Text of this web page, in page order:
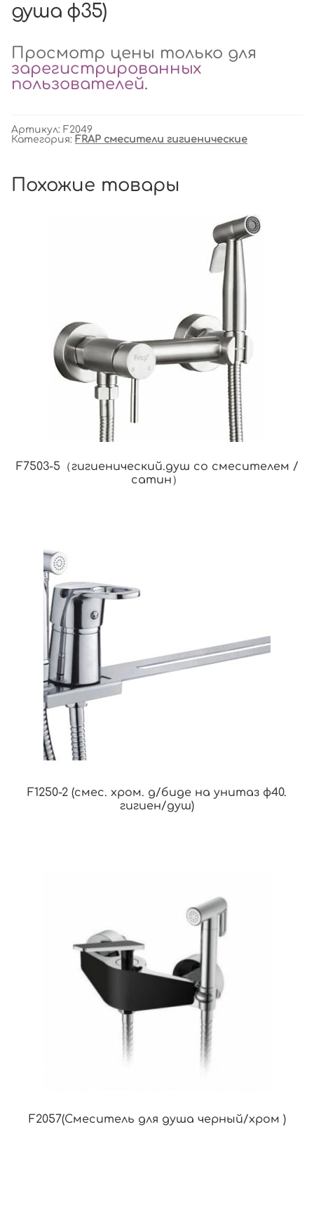
душа ф35)
Просмотр цены только для
зарегистрированных
пользователей.
Артикул: F2049
Категория: FRAP смесители гигиенические
Похожие товары
F7503-5（гигиенический.душ со смесителем /
сатин）
F1250-2 (смес. хром. д/биде на унитаз ф40.
гигиен/душ)
F2057(Смеситель для душа черный/хром )